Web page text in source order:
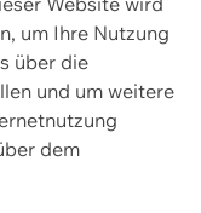
um Ihre Nutzung
über die
und um weitere
dem